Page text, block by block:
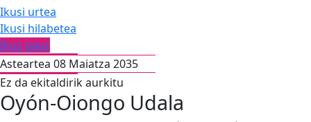
Ikusi urtea
Ikusi hilabetea
Ikus gaur
Asteartea 08 Maiatza 2035
Ez da ekitaldirik aurkitu
Oyón-Oiongo Udala